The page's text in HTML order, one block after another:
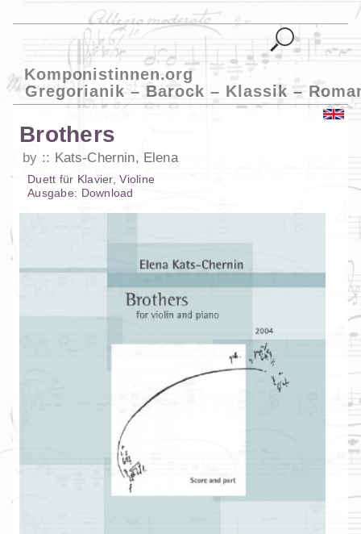
Komponistinnen.org
Gregorianik – Barock – Klassik –
Brothers
by Kats-Chernin, Elena
Duett für Klavier,Violine
Ausgabe: Download